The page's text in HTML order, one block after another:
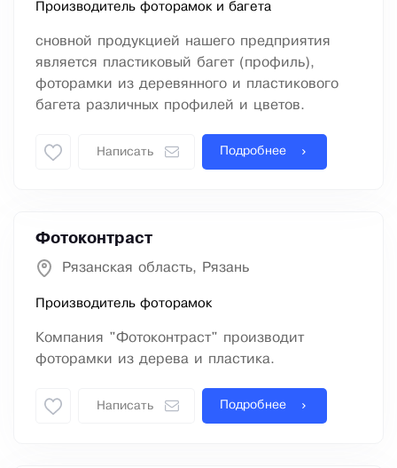
Производитель фоторамок и багета
сновной продукцией нашего предприятия
является пластиковый багет (профиль),
фоторамки из деревянного и пластикового
багета различных профилей и цветов.
Написать Подробнее
Фотоконтраст
Рязанская область, Рязань
Производитель фоторамок
Компания "Фотоконтраст" производит
фоторамки из дерева и пластика.
Написать Подробнее